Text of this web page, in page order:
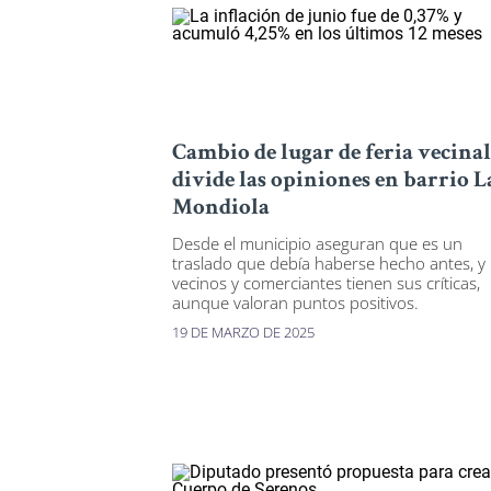
Cambio de lugar de feria vecinal
divide las opiniones en barrio
Mondiola
Desde el municipio aseguran que es un
traslado que debía haberse hecho antes, y
vecinos y comerciantes tienen sus críticas,
aunque valoran puntos positivos.
19 DE MARZO DE 2025